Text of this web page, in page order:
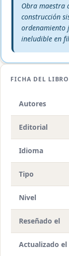
Veredicto
Obra maestra
construcción
ordenamiento
ineludible en
FICHA DEL LIBRO
Autores
Editorial
Idioma
Tipo
Nivel
Reseñado el
Actualizado el